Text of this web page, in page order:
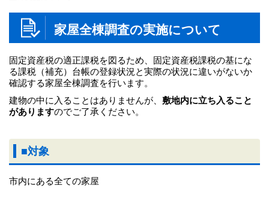
家屋全棟調査の実施について
固定資産税の適正課税を図るため、固定資産税課税の基にな
る課税（補充）台帳の登録状況と実際の状況に違いがないか
確認する家屋全棟調査を行います。
建物の中に入ることはありませんが、 敷地内に立ち入ること
がありますのでご了承ください。
■対象
市内にある全ての家屋